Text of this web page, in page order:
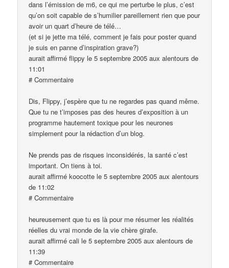
dans l’émission de m6, ce qui me perturbe le plus, c’est
qu’on soit capable de s’humilier pareillement rien que pour
avoir un quart d’heure de télé…
(et si je jette ma télé, comment je fais pour poster quand
je suis en panne d’inspiration grave?)
aurait affirmé flippy le 5 septembre 2005 aux alentours de
11:01
# Commentaire
Dis, Flippy, j’espère que tu ne regardes pas quand même.
Que tu ne t’imposes pas des heures d’exposition à un
programme hautement toxique pour les neurones
simplement pour la rédaction d’un blog.
Ne prends pas de risques inconsidérés, la santé c’est
important. On tiens à toi.
aurait affirmé koocotte le 5 septembre 2005 aux alentours
de 11:02
# Commentaire
heureusement que tu es là pour me résumer les réalités
réelles du vrai monde de la vie chère girafe.
aurait affirmé cali le 5 septembre 2005 aux alentours de
11:39
# Commentaire